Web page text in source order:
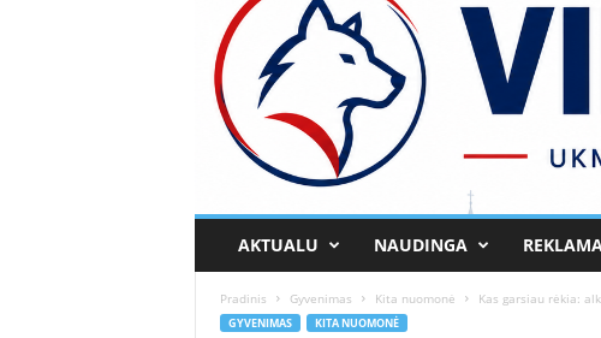
m
AKTUALU NAUDINGA
Pradinis Gyvenimas Kita nuomonė Kas garsiau rėkia:
GYVENIMAS KITA NUOMONĖ